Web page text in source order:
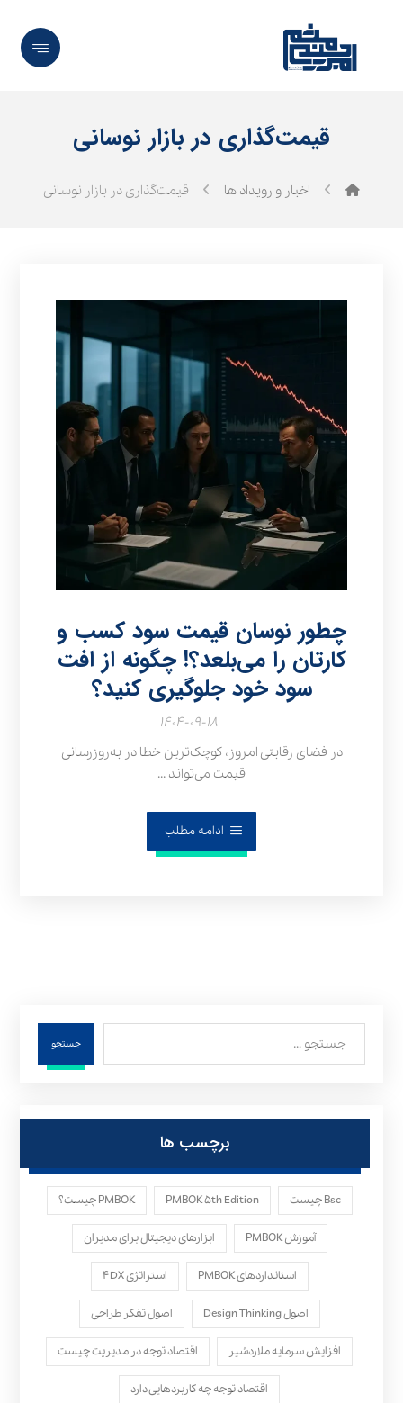
قیمت‌گذاری در بازار نوسانی
اخبار و رویداد ها قیمت‌گذاری در بازار نوسانی
چطور نوسان قیمت سود کسب و
کارتان را می‌بلعد؟! چگونه از افت
سود خود جلوگیری کنید؟
۱۴۰۴-۰۹-۱۸
در فضای رقابتی امروز، کوچک‌ترین خطا در به‌روزرسانی
قیمت می‌تواند ...
ادامه مطلب
جستجو
برچسب ها
Bsc چیست PMBOK ۵th Edition PMBOK چیست؟
آموزش PMBOK ابزارهای دیجیتال برای مدیران
استانداردهای PMBOK استراتژی ۴DX
اصول Design Thinking اصول تفکر طراحی
افزایش سرمایه ملاردشیر اقتصاد توجه در مدیریت چیست
اقتصاد توجه چه کاربردهایی دارد